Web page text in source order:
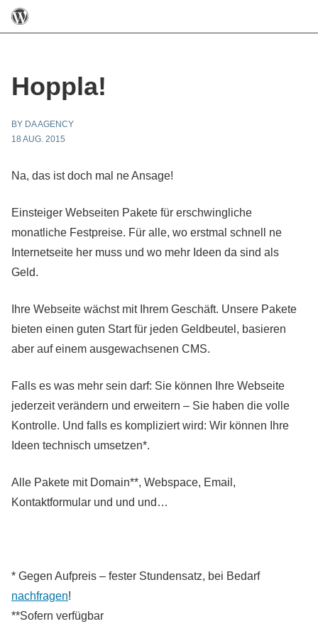
Hoppla!
BY DA AGENCY
18 AUG. 2015
Na, das ist doch mal ne Ansage!
Einsteiger Webseiten Pakete für erschwingliche
monatliche Festpreise. Für alle, wo erstmal schnell ne
Internetseite her muss und wo mehr Ideen da sind als
Geld.
Ihre Webseite wächst mit Ihrem Geschäft. Unsere Pakete
bieten einen guten Start für jeden Geldbeutel, basieren
aber auf einem ausgewachsenen CMS.
Falls es was mehr sein darf: Sie können Ihre Webseite
jederzeit verändern und erweitern – Sie haben die volle
Kontrolle. Und falls es kompliziert wird: Wir können Ihre
Ideen technisch umsetzen*.
Alle Pakete mit Domain**, Webspace, Email,
Kontaktformular und und und…
* Gegen Aufpreis – fester Stundensatz, bei Bedarf
nachfragen!
**Sofern verfügbar